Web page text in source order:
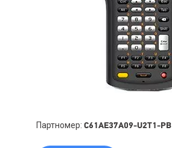
Партномер: C61AE37A09-U2T1-PB